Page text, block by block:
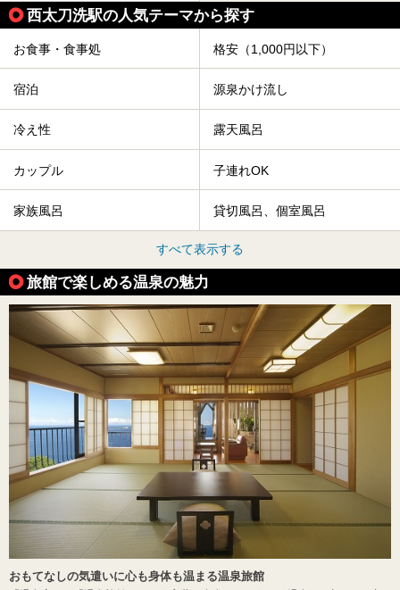
西太刀洗駅の人気テーマから探す
お食事・食事処 格安（1,000円以下）
宿泊 源泉かけ流し
冷え性 露天風呂
カップル 子連れOK
家族風呂 貸切風呂、個室風呂
すべて表示する
旅館で楽しめる温泉の魅力
おもてなしの気遣いに心も身体も温まる温泉旅館